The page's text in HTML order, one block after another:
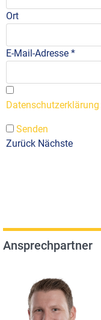
Ort
E-Mail-Adresse *
Datenschutzerklärung
Senden
Zurück Nächste
Ansprechpartner